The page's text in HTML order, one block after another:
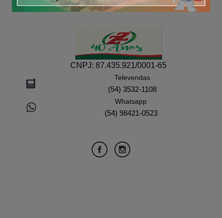
CNPJ: 87.435.921/0001-65
Televendas
(54) 3532-1108
Whatsapp
(54) 98421-0523